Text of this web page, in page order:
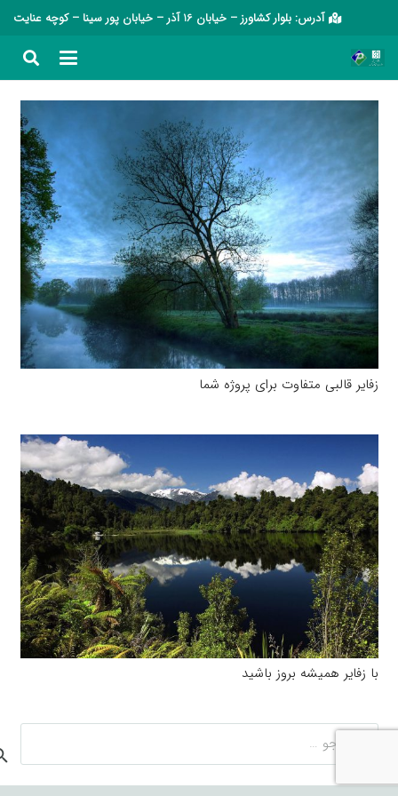
آدرس: بلوار کشاورز – خیابان 16 آذر – خیابان پور سینا – کوچه عنایت
زفایر قالبی متفاوت برای پروژه شما
با زفایر همیشه بروز باشید
جستجو